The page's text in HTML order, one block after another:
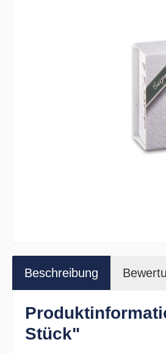
Beschreibung
Stück"